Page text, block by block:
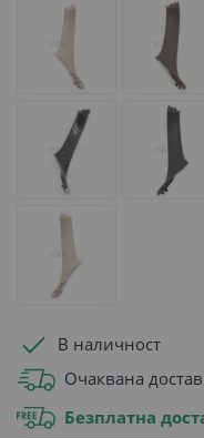
В наличност
Очаквана
Безплатна